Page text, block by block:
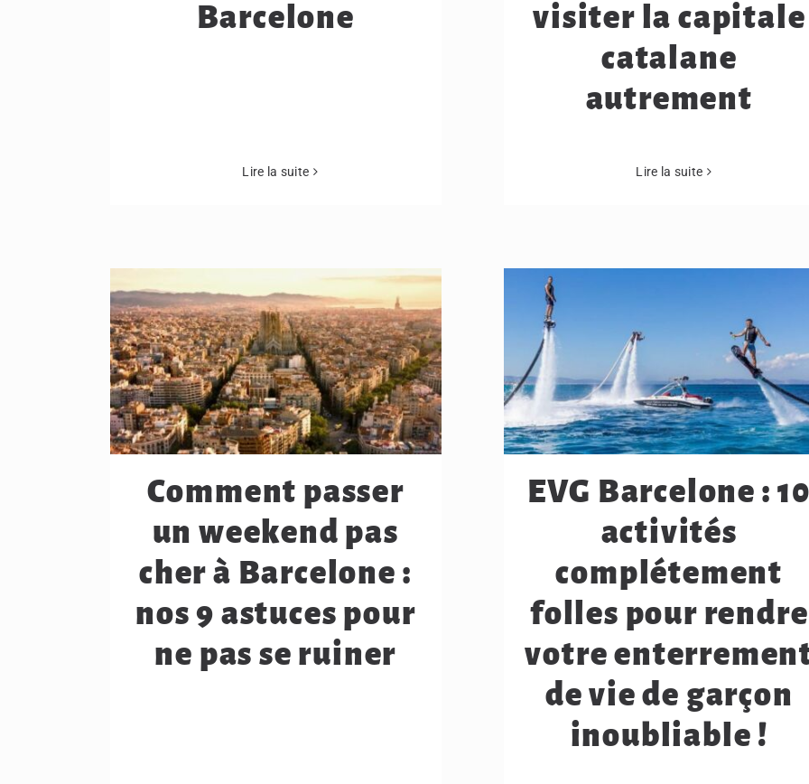
Barcelone
Lire la suite
visiter la capitale
catalane
autrement
Lire la suite
Comment passer
un weekend pas
cher à Barcelone :
nos 9 astuces pour
ne pas se ruiner
EVG Barcelone :
activités
complétement
folles pour rendre
votre
de vie de garçon
inoubliable !